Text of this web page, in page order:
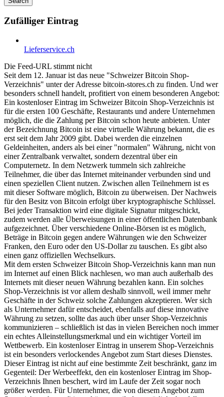
Zufälliger Eintrag
Lieferservice.ch
Die Feed-URL stimmt nicht
Seit dem 12. Januar ist das neue "Schweizer Bitcoin Shop-
Verzeichnis" unter der Adresse bitcoin-stores.ch zu finden. Und wer
besonders schnell handelt, profitiert von einem besonderen Angebot:
Ein kostenloser Eintrag im Schweizer Bitcoin Shop-Verzeichnis ist
für die ersten 100 Geschäfte, Restaurants und andere Unternehmen
möglich, die die Zahlung per Bitcoin schon heute anbieten. Unter
der Bezeichnung Bitcoin ist eine virtuelle Währung bekannt, die es
erst seit dem Jahr 2009 gibt. Dabei werden die einzelnen
Geldeinheiten, anders als bei einer "normalen" Währung, nicht von
einer Zentralbank verwaltet, sondern dezentral über ein
Computernetz. In dem Netzwerk tummeln sich zahlreiche
Teilnehmer, die über das Internet miteinander verbunden sind und
einen speziellen Client nutzen. Zwischen allen Teilnehmern ist es
mit dieser Software möglich, Bitcoin zu überweisen. Der Nachweis
für den Besitz von Bitcoin erfolgt über kryptographische Schlüssel.
Bei jeder Transaktion wird eine digitale Signatur mitgeschickt,
zudem werden alle Überweisungen in einer öffentlichen Datenbank
aufgezeichnet. Über verschiedene Online-Börsen ist es möglich,
Beträge in Bitcoin gegen andere Währungen wie den Schweizer
Franken, den Euro oder den US-Dollar zu tauschen. Es gibt also
einen ganz offiziellen Wechselkurs.
Mit dem ersten Schweizer Bitcoin Shop-Verzeichnis kann man nun
im Internet auf einen Blick nachlesen, wo man auch außerhalb des
Internets mit dieser neuen Währung bezahlen kann. Ein solches
Shop-Verzeichnis ist vor allem deshalb sinnvoll, weil immer mehr
Geschäfte in der Schweiz solche Zahlungen akzeptieren. Wer sich
als Unternehmer dafür entscheidet, ebenfalls auf diese innovative
Währung zu setzen, sollte das auch über unser Shop-Verzeichnis
kommunizieren – schließlich ist das in vielen Bereichen noch immer
ein echtes Alleinstellungsmerkmal und ein wichtiger Vorteil im
Wettbewerb. Ein kostenloser Eintrag in unserem Shop-Verzeichnis
ist ein besonders verlockendes Angebot zum Start dieses Dienstes.
Dieser Eintrag ist nicht auf eine bestimmte Zeit beschränkt, ganz im
Gegenteil: Der Werbeeffekt, den ein kostenloser Eintrag im Shop-
Verzeichnis Ihnen beschert, wird im Laufe der Zeit sogar noch
größer werden. Für Unternehmer, die von diesem Angebot zum